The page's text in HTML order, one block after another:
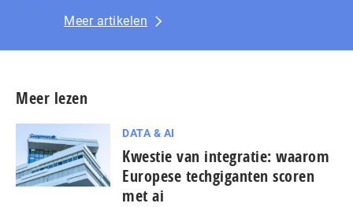
Meer artikelen
Meer lezen
DATA & AI
Kwestie van integratie: waarom
Europese techgiganten scoren
met ai